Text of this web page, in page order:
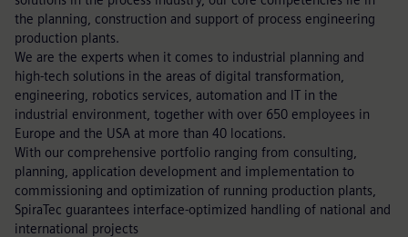
the planning, construction and support of process engineering
production plants.
We are the experts when it comes to industrial planning and
high-tech solutions in the areas of digital transformation,
engineering, robotics services, automation and IT in the
industrial environment, together with over 650 employees in
Europe and the USA at more than 40 locations.
With our comprehensive portfolio ranging from consulting,
planning, application development and implementation to
commissioning and optimization of running production plants,
SpiraTec guarantees interface-optimized handling of national and
international projects